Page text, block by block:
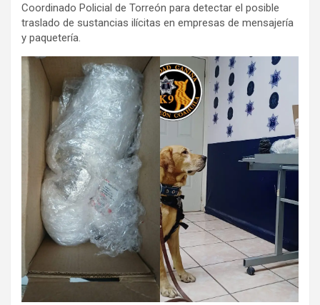
Coordinado Policial de Torreón para detectar el posible
traslado de sustancias ilícitas en empresas de mensajería
y paquetería.